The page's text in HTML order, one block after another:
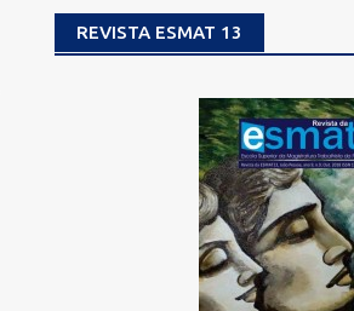
REVISTA ESMAT 13